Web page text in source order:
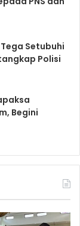
Setubuhi
Polisi
Begini